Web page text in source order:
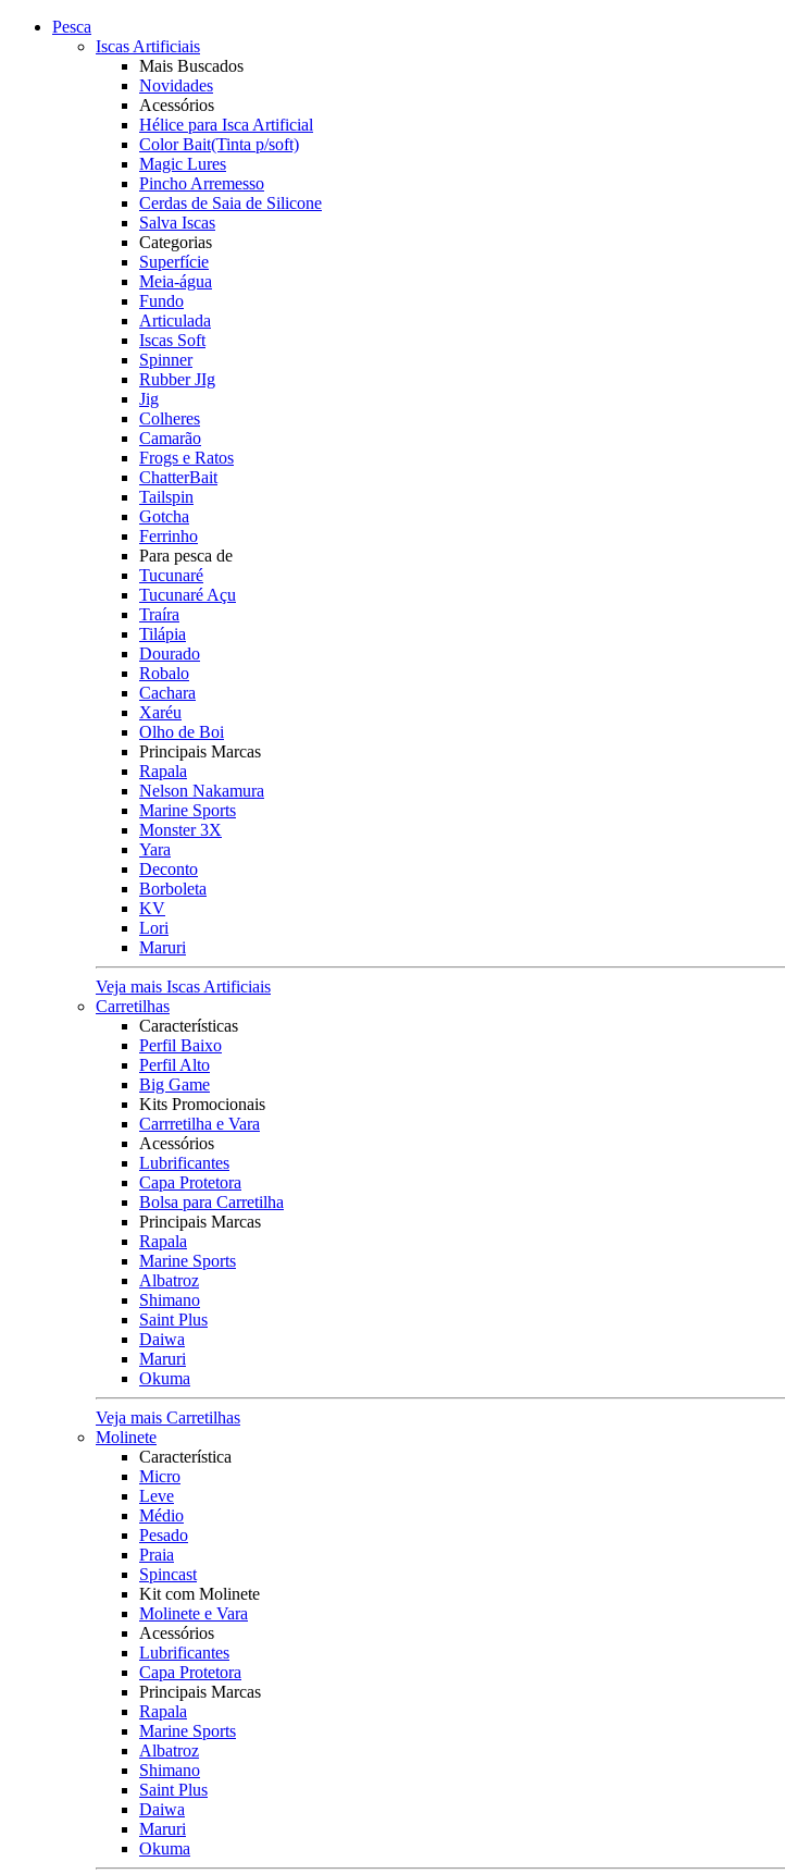
Pesca
Iscas Artificiais
Mais Buscados
Novidades
Acessórios
Hélice para Isca Artificial
Color Bait(Tinta p/soft)
Magic Lures
Pincho Arremesso
Cerdas de Saia de Silicone
Salva Iscas
Categorias
Superfície
Meia-água
Fundo
Articulada
Iscas Soft
Spinner
Rubber JIg
Jig
Colheres
Camarão
Frogs e Ratos
ChatterBait
Tailspin
Gotcha
Ferrinho
Para pesca de
Tucunaré
Tucunaré Açu
Traíra
Tilápia
Dourado
Robalo
Cachara
Xaréu
Olho de Boi
Principais Marcas
Rapala
Nelson Nakamura
Marine Sports
Monster 3X
Yara
Deconto
Borboleta
KV
Lori
Maruri
Veja mais Iscas Artificiais
Carretilhas
Características
Perfil Baixo
Perfil Alto
Big Game
Kits Promocionais
Carrretilha e Vara
Acessórios
Lubrificantes
Capa Protetora
Bolsa para Carretilha
Principais Marcas
Rapala
Marine Sports
Albatroz
Shimano
Saint Plus
Daiwa
Maruri
Okuma
Veja mais Carretilhas
Molinete
Característica
Micro
Leve
Médio
Pesado
Praia
Spincast
Kit com Molinete
Molinete e Vara
Acessórios
Lubrificantes
Capa Protetora
Principais Marcas
Rapala
Marine Sports
Albatroz
Shimano
Saint Plus
Daiwa
Maruri
Okuma